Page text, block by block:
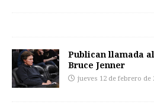
Publican llamada
Bruce Jenner
jueves 12 de febrero de